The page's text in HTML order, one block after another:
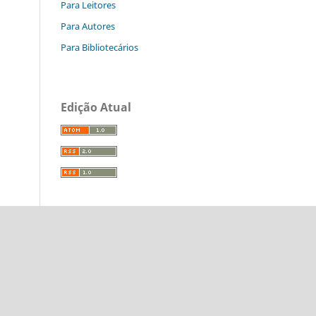
Para Leitores
Para Autores
Para Bibliotecários
Edição Atual